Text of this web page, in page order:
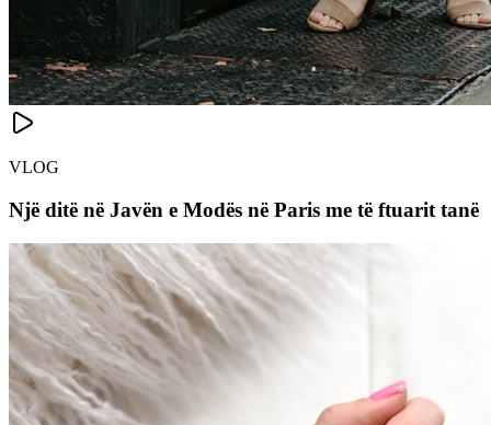
VLOG
Një ditë në Javën e Modës në Paris me të ftuarit tanë